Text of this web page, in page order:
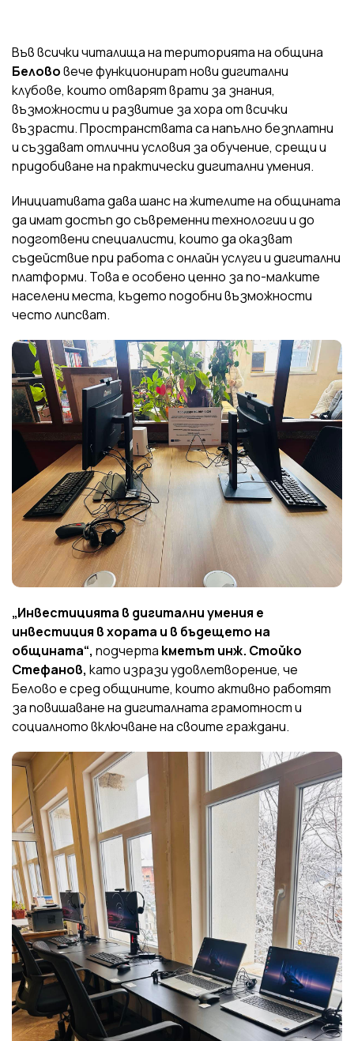
Във всички читалища на територията на община
Белововече функционират нови дигитални
клубове, които отварят врати за знания,
възможности и развитие за хора от всички
възрасти. Пространствата са напълно безплатни
и създават отлични условия за обучение, срещи и
придобиване на практически дигитални умения.
Инициативата дава шанс на жителите на общината
да имат достъп до съвременни технологии и до
подготвени специалисти, които да оказват
съдействие при работа с онлайн услуги и дигитални
платформи. Това е особено ценно за по-малките
населени места, където подобни възможности
често липсват.
„Инвестицията в дигитални умения е
инвестиция в хората и в бъдещето на
общината“, подчерта кметът инж. Стойко
Стефанов, като изрази удовлетворение, че
Белово е сред общините, които активно работят
за повишаване на дигиталната грамотност и
социалното включване на своите граждани.